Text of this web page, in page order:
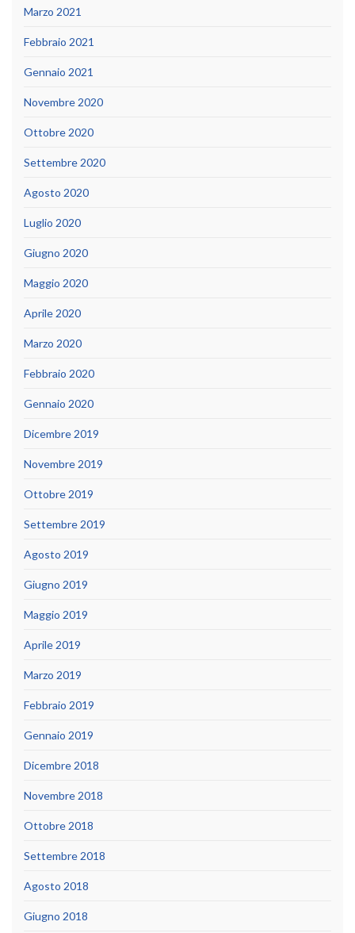
Marzo 2021
Febbraio 2021
Gennaio 2021
Novembre 2020
Ottobre 2020
Settembre 2020
Agosto 2020
Luglio 2020
Giugno 2020
Maggio 2020
Aprile 2020
Marzo 2020
Febbraio 2020
Gennaio 2020
Dicembre 2019
Novembre 2019
Ottobre 2019
Settembre 2019
Agosto 2019
Giugno 2019
Maggio 2019
Aprile 2019
Marzo 2019
Febbraio 2019
Gennaio 2019
Dicembre 2018
Novembre 2018
Ottobre 2018
Settembre 2018
Agosto 2018
Giugno 2018